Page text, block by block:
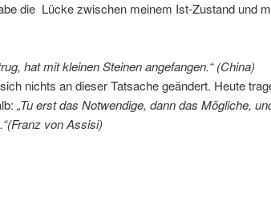
die Lücke zwischen meinem Ist-Zustand und
hat mit kleinen Steinen angefangen.“ (China)
nichts an dieser Tatsache geändert. Heute
„Tu erst das Notwendige, dann das Mögliche,
von Assisi)